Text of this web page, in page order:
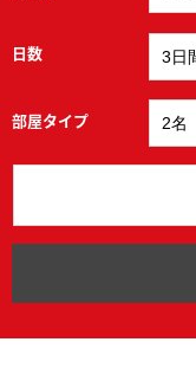
日数
部屋タイプ